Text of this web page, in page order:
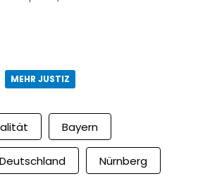
MEHR JUSTIZ
Bayern
Deutschland Nürnberg